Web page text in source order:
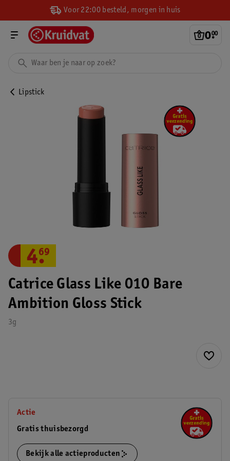
Voor 22:00 besteld, morgen in huis
0.
00
Lipstick
Catrice Glass Like 010 Bare
Ambition Gloss Stick
3g
4.
69
Actie
Gratis thuisbezorgd
Bekijk alle actieproducten